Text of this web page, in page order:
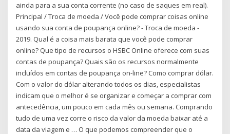
ainda para a sua conta corrente (no caso de saques em real).
Principal / Troca de moeda / Você pode comprar coisas online
usando sua conta de poupança online? - Troca de moeda -
2019. Qual é a coisa mais barata que você pode comprar
online? Que tipo de recursos o HSBC Online oferece com suas
contas de poupança? Quais são os recursos normalmente
incluídos em contas de poupança on-line? Como comprar dólar.
Com o valor do dólar alterando todos os dias, especialistas
indicam que o melhor é se organizar e começar a comprar com
antecedência, um pouco em cada mês ou semana. Comprando
tudo de uma vez corre o risco da valor da moeda baixar até a
data da viagem e … O que podemos compreender que o